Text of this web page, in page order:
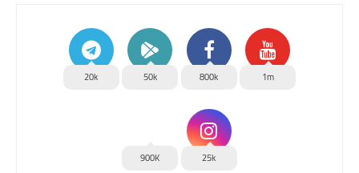
1m
800k
50k
20k
25k
900K